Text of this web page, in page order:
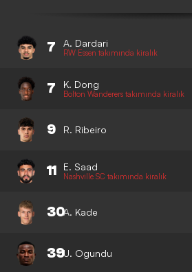
7 A. Dardari
RW Essen takımında kiralık
7 K. Dong
Bolton Wanderers takımında kiralık
9 R. Ribeiro
11 E. Saad
Nashville SC takımında kiralık
30A. Kade
39U. Ogundu